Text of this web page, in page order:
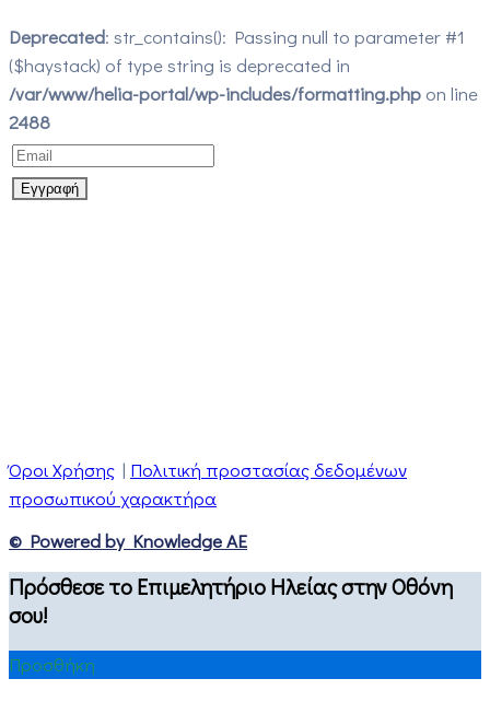
Deprecated: str_contains(): Passing null to parameter #1
($haystack) of type string is deprecated in
/var/www/helia-portal/wp-includes/formatting.php on line
2488
Όροι Χρήσης | Πολιτική προστασίας δεδομένων
προσωπικού χαρακτήρα
© Powered by Knowledge AE
Πρόσθεσε το Επιμελητήριο Ηλείας στην Οθόνη
σου!
Προσθήκη